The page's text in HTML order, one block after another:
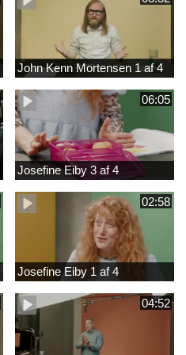
John Kenn Mortensen 1 af 4
06:05
Josefine Eiby 3 af 4
02:58
Josefine Eiby 1 af 4
04:52